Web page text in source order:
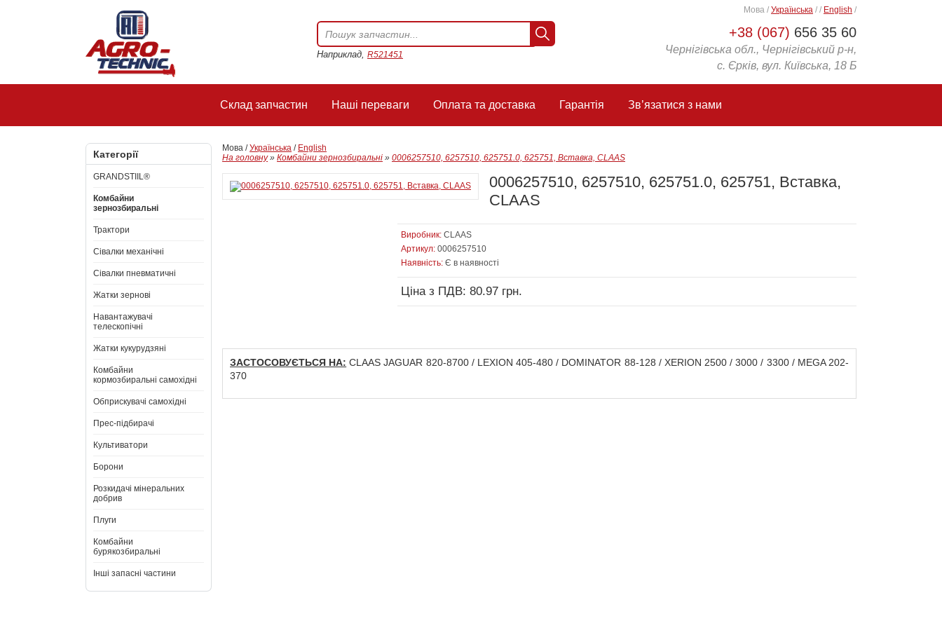
+38 (067) 656 35 60
Чернігівська обл., Чернігівський р-н,
с. Єрків, вул. Київська, 18 Б
Мова / Українська / / English /
Наприклад, R521451
Склад запчастин Наші переваги Оплата та доставка Гарантія Зв’язатися з нами
Категорії
GRANDSTIIL®
Комбайни
зернозбиральні
Трактори
Сівалки механічні
Сівалки пневматичні
Жатки зернові
Навантажувачі
телескопічні
Жатки кукурудзяні
Комбайни
кормозбиральні самохідні
Обприскувачі самохідні
Прес-підбирачі
Культиватори
Борони
Розкидачі мінеральних
добрив
Плуги
Комбайни
бурякозбиральні
Інші запасні частини
Мова /Українська / English
На головну» Комбайни зернозбиральні » 0006257510, 6257510, 625751.0, 625751, Вставка, CLAAS
0006257510, 6257510, 625751.0, 625751, Вставка,
CLAAS
Виробник: CLAAS
Артикул: 0006257510
Наявність: Є в наявності
Ціна з ПДВ: 80.97 грн.
ЗАСТОСОВУЄТЬСЯ НА: CLAAS JAGUAR 820-8700 / LEXION 405-480 / DOMINATOR 88-128 / XERION 2500 / 3000 / 3300 / MEGA 202-
370